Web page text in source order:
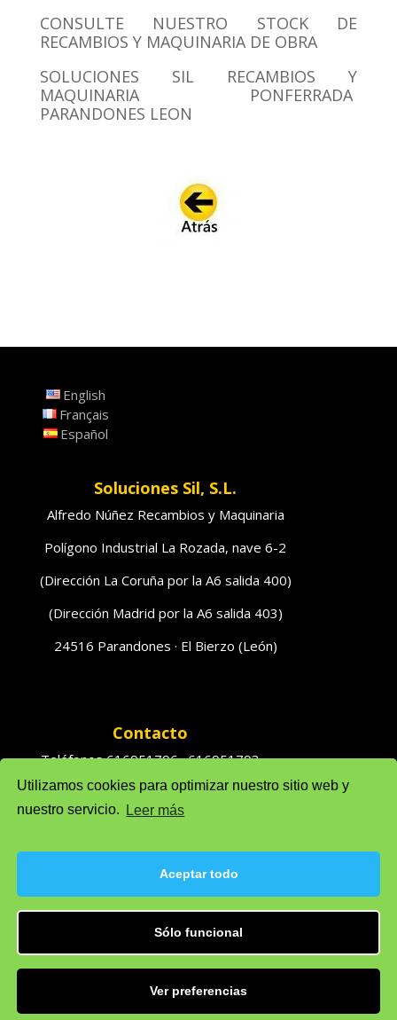
Utilizamos cookies para optimizar nuestro sitio web y
nuestro servicio.
Leer más
Aceptar todo
Sólo funcional
Ver preferencias
CONSULTE NUESTRO STOCK DE
RECAMBIOS Y MAQUINARIA DE OBRA
SOLUCIONES SIL RECAMBIOS Y
MAQUINARIA PONFERRADA
PARANDONES LEON
English
Français
Español
Soluciones Sil, S.L.
Alfredo Núñez Recambios y Maquinaria
Polígono Industrial La Rozada, nave 6-2
(Dirección La Coruña por la A6 salida 400)
(Dirección Madrid por la A6 salida 403)
24516 Parandones · El Bierzo (León)
Contacto
Teléfonos 616951796 · 616951793
Ventas: solufredo@gmail.com
Política de privacidad
Política de cookie (UE)
Aviso legal
Desarrollado porDepartamento de